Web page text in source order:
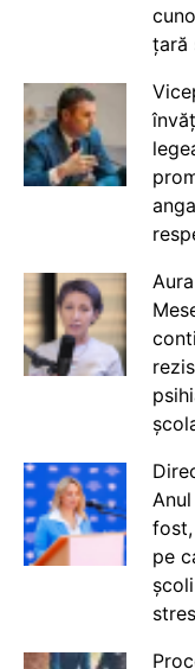
țară
pe